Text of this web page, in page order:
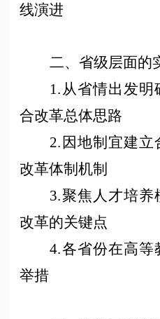
线演进
二、省级层面的
1.从省情出发
合改革总体思路
2.因地制宜建
改革体制机制
3.聚焦人才培
改革的关键点
4.各省份在高
举措